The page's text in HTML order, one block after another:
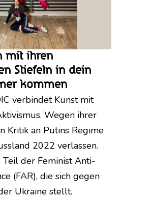
mit ihren
Stiefeln in dein
kommen
verbindet Kunst mit
Wegen ihrer
Kritik an Putins Regime
2022 verlassen.
Teil der Feminist Anti-
(FAR), die sich gegen
Ukraine stellt.